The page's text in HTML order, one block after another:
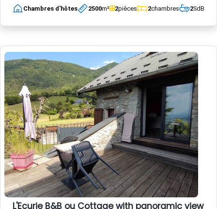
Chambres d'hôtes 2500m² 2pièces 2chambres 2SdB
L'Ecurie B&B ou Cottage with panoramic view